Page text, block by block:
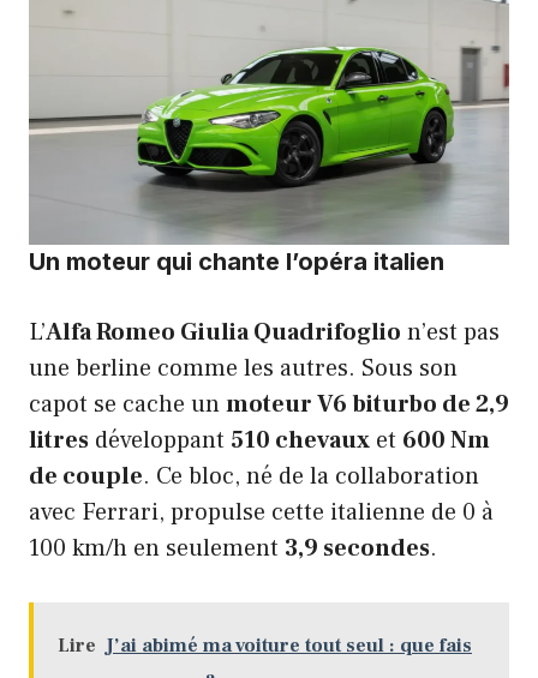
Un moteur qui chante l’opéra italien
L’Alfa Romeo Giulia Quadrifoglio n’est pas
une berline comme les autres. Sous son
capot se cache unmoteur V6 biturbo de 2,9
litres développant 510 chevaux et 600 Nm
de couple. Ce bloc, né de la collaboration
avec Ferrari, propulse cette italienne de 0 à
100 km/h en seulement 3,9 secondes.
Lire J’ai abimé ma voiture tout seul : que fais